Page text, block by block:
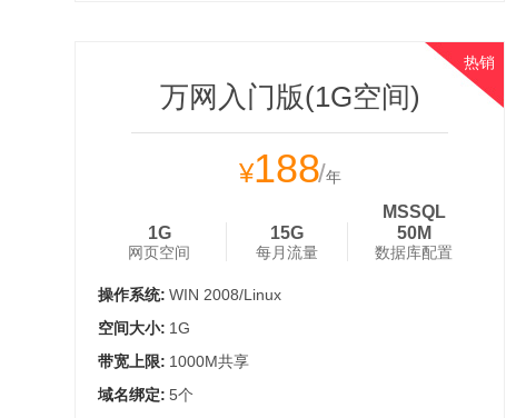
热销
万网入门版(1G空间)
¥188/年
1G
网页空间
15G
每月流量
MSSQL
50M
数据库配置
操作系统: WIN 2008/Linux
空间大小: 1G
带宽上限: 1000M共享
域名绑定: 5个